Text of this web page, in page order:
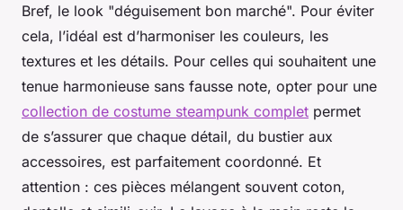
Bref, le look "déguisement bon marché". Pour éviter
cela, l’idéal est d’harmoniser les couleurs, les
textures et les détails. Pour celles qui souhaitent une
tenue harmonieuse sans fausse note, opter pour une
collection de costume steampunk complet permet
de s’assurer que chaque détail, du bustier aux
accessoires, est parfaitement coordonné. Et
attention : ces pièces mélangent souvent coton,